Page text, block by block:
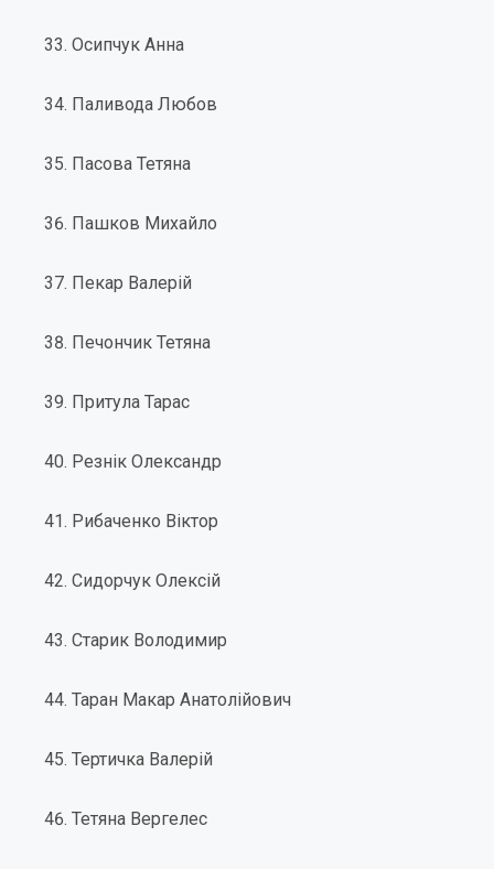
Осипчук Анна
Паливода Любов
Пасова Тетяна
Пашков Михайло
Пекар Валерій
Печончик Тетяна
Притула Тарас
Резнік Олександр
Рибаченко Віктор
Сидорчук Олексій
Старик Володимир
Таран Макар Анатолійович
Тертичка Валерій
Тетяна Вергелес